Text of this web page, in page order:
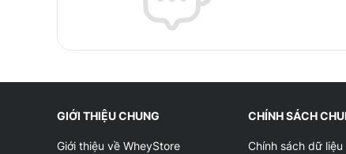
GIỚI THIỆU CHUNG
Giới thiệu về WheyStore
CHÍNH SÁCH
Chính sách dữ liệu